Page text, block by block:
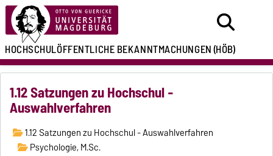
HOCHSCHULÖFFENTLICHEBEKANNTMACHUNGEN(HÖB)
1.12 Satzungen zu Hochschul -
Auswahlverfahren
1.12 Satzungen zu Hochschul - Auswahlverfahren
Psychologie, M.Sc.